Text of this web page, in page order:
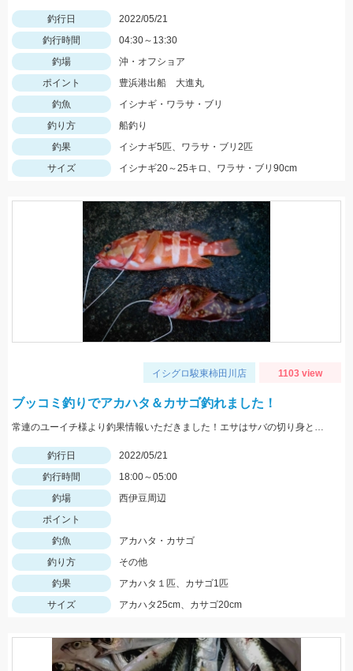
釣行日
2022/05/21
釣行時間
04:30～13:30
釣場
沖・オフショア
ポイント
豊浜港出船 大進丸
釣魚
イシナギ・ワラサ・ブリ
釣り方
船釣り
釣果
イシナギ5匹、ワラサ・ブリ2匹
サイズ
イシナギ20～25キロ、ワラサ・ブリ90cm
イシグロ駿東柿田川店 1103 view
ブッコミ釣りでアカハタ＆カサゴ釣れました！
常連のユーイチ様より釣果情報いただきました！エサはサバの切り身とイカタンを使用。
釣行日
2022/05/21
釣行時間
18:00～05:00
釣場
西伊豆周辺
ポイント
釣魚
アカハタ・カサゴ
釣り方
その他
釣果
アカハタ１匹、カサゴ1匹
サイズ
アカハタ25cm、カサゴ20cm